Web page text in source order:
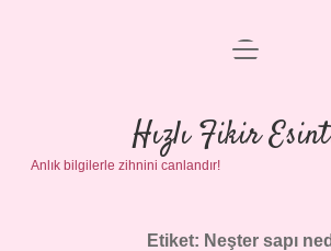
Anasayfa
Gizlilik Politikası
Yasal Uyarı
menüyü
Hızlı Fikir
Anlık bilgilerle zihnini canlandır!
Etiket: Neşter sapı